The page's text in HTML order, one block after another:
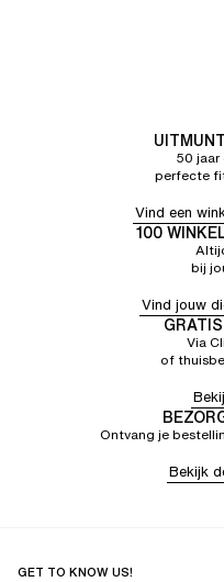
50 jaar
perfecte
Vind een
100
bij
Vind jouw
Via
of
Ontvang je
Bekijk
GET TO KNOW US!